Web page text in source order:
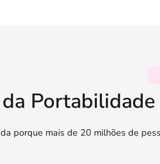
porque mais de 20 milhões de